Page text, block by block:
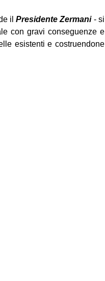
ilPresidente Zermani- si
con gravi conseguenze e
esistenti e costruendone